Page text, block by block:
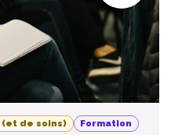
(et de soins) Formation